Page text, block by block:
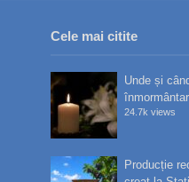
Cele mai citite
Unde și
24.7k views
Producție